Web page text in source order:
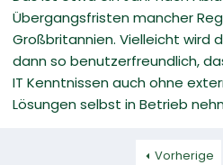
Übergangsfristen mancher
Großbritannien. Vielleicht wird
dann so benutzerfreundlich,
IT Kenntnissen auch ohne
Lösungen selbst in Betrieb
Vorherige